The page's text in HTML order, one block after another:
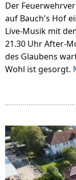
Der
auf Bauch's Hof
Live-Musik mit
21.30 Uhr After-
des Glaubens
Wohl ist gesorgt.